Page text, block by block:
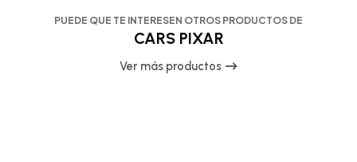
PUEDE QUE TE INTERESEN OTROS PRODUCTOS DE
CARS PIXAR
Ver más productos